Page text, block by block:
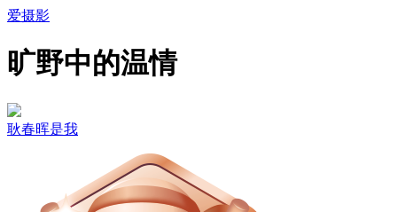
爱摄影
旷野中的温情
耿春晖是我